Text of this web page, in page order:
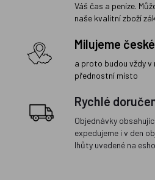
Váš čas a peníze.
naše kvalitní zboží
Milujeme
a proto budou vždy
přednostní místo
Rychlé
Objednávky
expedujeme i v den
lhůty uvedené na